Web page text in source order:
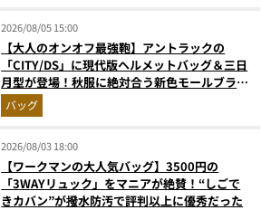
2026/08/05 15:00
【大人のオンオフ最強鞄】アントラックの
「CITY/DS」に現代版ヘルメットバッグ＆三日
月型が登場！秋服に絶対合う新色モールブラウ
ンが傑作
バッグ
2026/08/03 18:00
【ワークマンの大人気バッグ】3500円の
「3WAYリュック」をマニアが絶賛！“しごで
きカバン”が撥水防汚で評判以上に優秀だった